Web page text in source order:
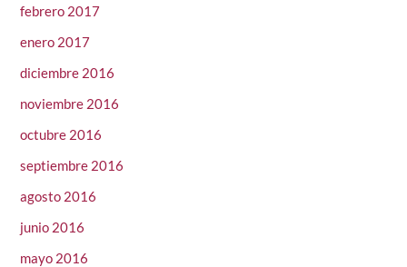
febrero 2017
enero 2017
diciembre 2016
noviembre 2016
octubre 2016
septiembre 2016
agosto 2016
junio 2016
mayo 2016